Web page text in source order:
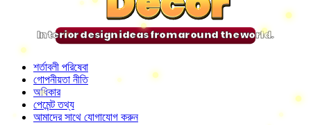
Interior design ideas from around the world.
শর্তাবলী পরিষেবা
গোপনীয়তা নীতি
অধিকার
পেমেন্ট তথ্য
আমাদের সাথে যোগাযোগ করুন